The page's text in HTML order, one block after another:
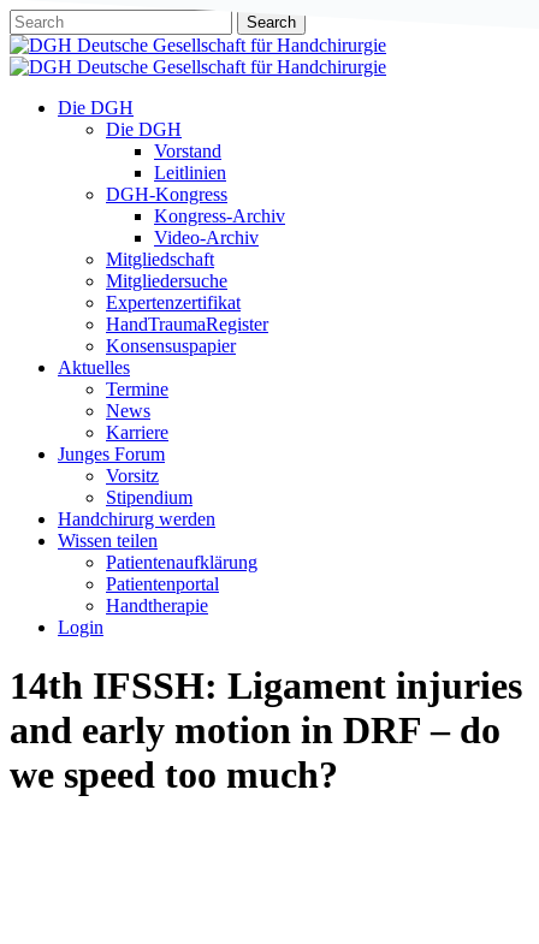
Skip
to
main
Search
Close
Search
Menu
Die DGH
Die DGH
Vorstand
Leitlinien
DGH-Kongress
Kongress-Archiv
Video-Archiv
Mitgliedschaft
Mitgliedersuche
Expertenzertifikat
HandTraumaRegister
Konsensuspapier
Aktuelles
Termine
News
Karriere
Junges Forum
Vorsitz
Stipendium
Handchirurg werden
Wissen teilen
Patientenaufklärung
Patientenportal
Handtherapie
Login
14th IFSSH: Ligament injuries
and early motion in DRF – do
we speed too much?